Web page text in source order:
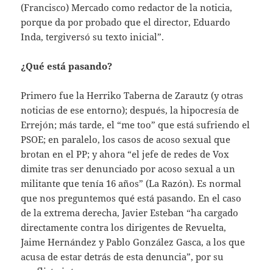
(Francisco) Mercado como redactor de la noticia,
porque da por probado que el director, Eduardo
Inda, tergiversó su texto inicial”.
¿Qué está pasando?
Primero fue la Herriko Taberna de Zarautz (y otras
noticias de ese entorno); después, la hipocresía de
Errejón; más tarde, el “me too” que está sufriendo el
PSOE; en paralelo, los casos de acoso sexual que
brotan en el PP; y ahora “el jefe de redes de Vox
dimite tras ser denunciado por acoso sexual a un
militante que tenía 16 años” (La Razón). Es normal
que nos preguntemos qué está pasando. En el caso
de la extrema derecha, Javier Esteban “ha cargado
directamente contra los dirigentes de Revuelta,
Jaime Hernández y Pablo González Gasca, a los que
acusa de estar detrás de esta denuncia”, por su